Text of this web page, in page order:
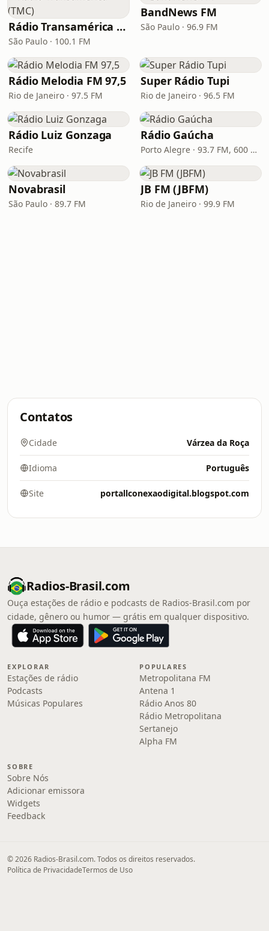
Rádio Transamérica (TMC)
São Paulo · 100.1 FM
BandNews FM
São Paulo · 96.9 FM
Rádio Melodia FM 97,5
Rio de Janeiro · 97.5 FM
Super Rádio Tupi
Rio de Janeiro · 96.5 FM
Rádio Luiz Gonzaga
Recife
Rádio Gaúcha
Porto Alegre · 93.7 FM, 600 AM
Novabrasil
São Paulo · 89.7 FM
JB FM (JBFM)
Rio de Janeiro · 99.9 FM
Contatos
Cidade Várzea da Roça
Idioma Português
Site portallconexaodigital.blogspot.com
Radios-Brasil.com
Ouça estações de rádio e podcasts de Radios-Brasil.com por
cidade, gênero ou humor — grátis em qualquer dispositivo.
EXPLORAR
Estações de rádio
Podcasts
Músicas Populares
POPULARES
Metropolitana FM
Antena 1
Rádio Anos 80
Rádio Metropolitana
Sertanejo
Alpha FM
SOBRE
Sobre Nós
Adicionar emissora
Widgets
Feedback
© 2026 Radios-Brasil.com. Todos os direitos reservados.
Política de PrivacidadeTermos de Uso